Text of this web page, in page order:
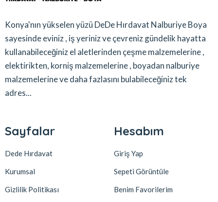
Konya'nın yükselen yüzü DeDe Hırdavat Nalburiye Boya
sayesinde eviniz , iş yeriniz ve çevreniz gündelik hayatta
kullanabileceğiniz el aletlerinden çeşme malzemelerine ,
elektirikten, korniş malzemelerine , boyadan nalburiye
malzemelerine ve daha fazlasını bulabileceğiniz tek
adres...
Sayfalar
Dede Hırdavat
Kurumsal
Gizlilik Politikası
Hesabım
Giriş Yap
Sepeti Görüntüle
Benim Favorilerim